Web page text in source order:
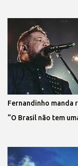
Fernandinho manda
“O Brasil não tem